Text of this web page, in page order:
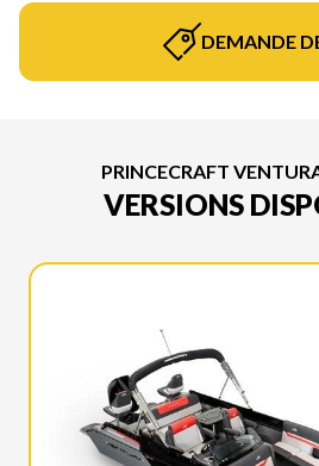
DEMANDE
PRINCECRAFT
VERSIONS